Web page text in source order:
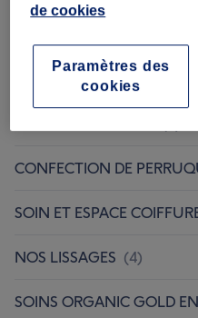
(8)
CONFECTION DE
SOIN ET ESPACE
NOS LISSAGES (4)
SOINS ORGANIC GOLD
de cookies
Paramètres des
cookies